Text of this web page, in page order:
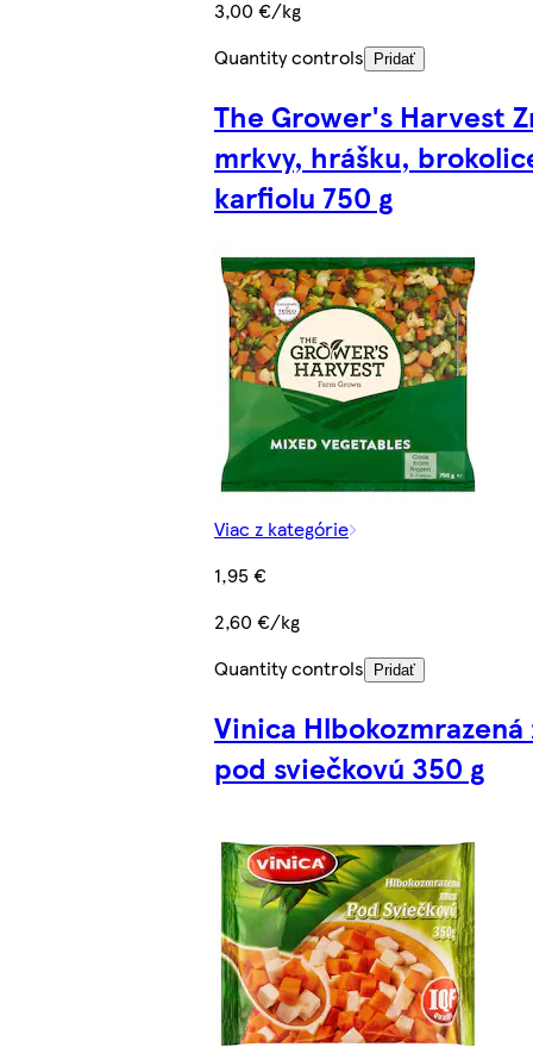
3,00 €/kg
Quantity controls
Pridať
The Grower's Harvest
mrkvy, hrášku,
karfiolu 750 g
Viac z kategórie
1,95 €
2,60 €/kg
Quantity controls
Pridať
Vinica Hlbokozmrazená
pod sviečkovú 350 g